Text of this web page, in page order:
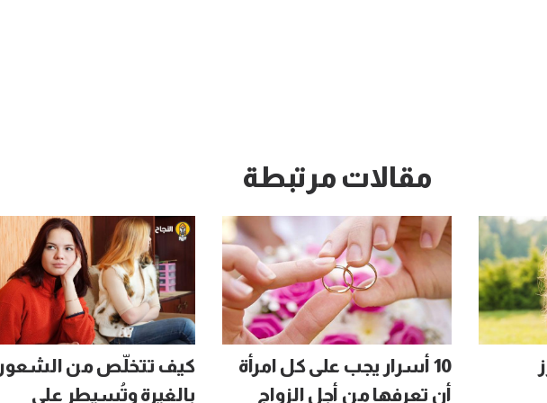
مقالات مرتبطة
10 أسرار يجب على كل امرأة
أن تعرفها من أجل الزواج
كيف تتخلّص من الشعور
بالغيرة وتُسيطر على